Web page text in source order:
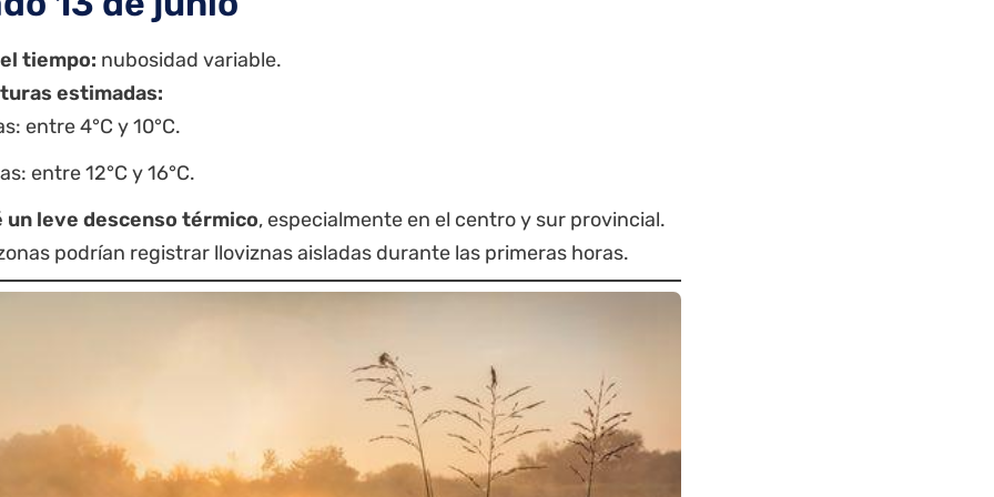
tiempo: nubosidad variable.
estimadas:
entre 4°C y 10°C.
entre 12°C y 16°C.
un leve descenso térmico, especialmente en el centro y sur provincial.
podrían registrar lloviznas aisladas durante las primeras horas.